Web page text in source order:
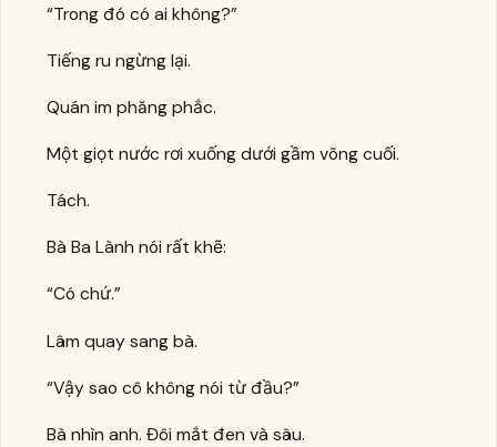
“Trong đó có ai không?”
Tiếng ru ngừng lại.
Quán im phăng phắc.
Một giọt nước rơi xuống dưới gầm võng cuối.
Tách.
Bà Ba Lành nói rất khẽ:
“Có chứ.”
Lâm quay sang bà.
“Vậy sao cô không nói từ đầu?”
Bà nhìn anh. Đôi mắt đen và sâu.